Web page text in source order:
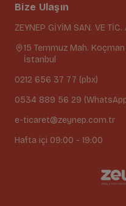
Bize Ulaşın
ZEYNEP GİYİM SAN. VE TİC.
15 Temmuz Mah.
İstanbul
0212 656 37 77 (pbx)
0534 889 56 29
e-ticaret@zeynep.com.tr
Hafta içi 09:00 - 19:00